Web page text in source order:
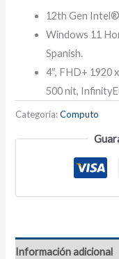
12th Gen
Windows 11
Spanish.
4″, FHD+ 1920
500 nit,
Categoría:Computo
Información adicional